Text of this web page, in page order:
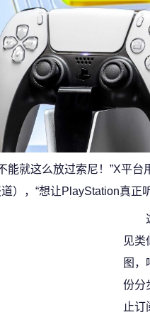
能就这么放过索尼！”X平
道），“想让PlayStation真
见类
图，
份分
止订